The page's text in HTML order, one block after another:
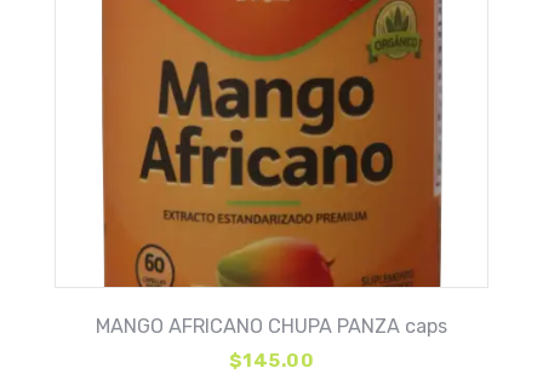
MANGO AFRICANO CHUPA PANZA caps
$145.00